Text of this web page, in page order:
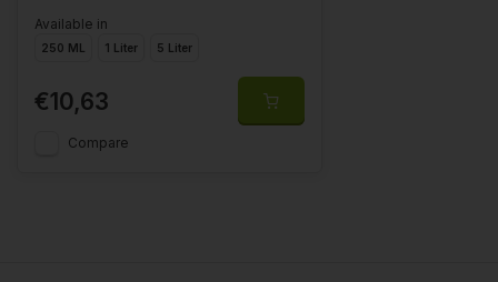
Available in
250 ML 1 Liter 5 Liter
€10,63
Compare